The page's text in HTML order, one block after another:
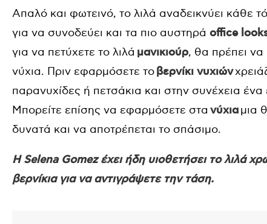
Απαλό και φωτεινό, το λιλά αναδεικνύει κάθε
για να συνοδεύει και τα πιο αυστηρά office
για να πετύχετε το λιλά μανικιούρ, θα πρέπει να
νύχια. Πριν εφαρμόσετε τοβερνίκι νυχιών
παρανυχίδες ή πετσάκια και στην συνέχεια
Μπορείτε επίσης να εφαρμόσετε στα νύχιαμια
δυνατά και να αποτρέπεται το σπάσιμο.
H Selena Gomez έχει ήδη υιοθετήσει το λιλά
βερνίκια για να αντιγράψετε την τάση.